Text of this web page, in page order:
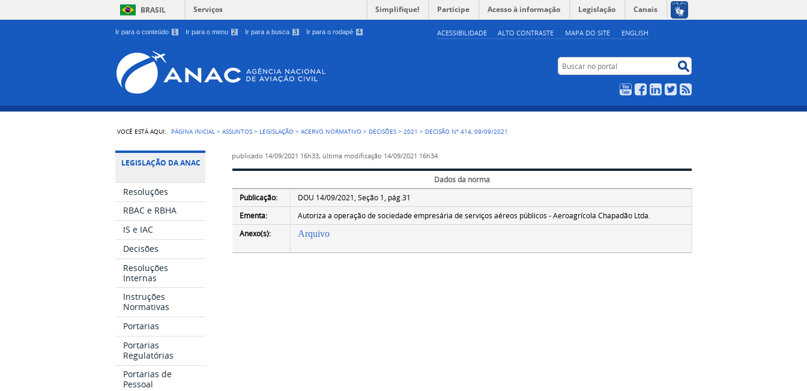
Ir para o conteúdo 1 Ir para o menu 2 Ir para a busca 3 Ir para o rodapé 4 ACESSIBILIDADE ALTO CONTRASTE MAPA DO SITE ENGLISH
BRASIL Serviços Simplifique! Participe Acesso à informação Legislação Canais
Buscar no portal
YouTubeFacebookLinkedIn
Twitter
VOCÊ ESTÁ AQUI: PÁGINA INICIAL >ASSUNTOS > LEGISLAÇÃO >ACERVO NORMATIVO > DECISÕES >2021 > DECISÃO Nº 414, 09/09/2021
LEGISLAÇÃO DA ANAC
Resoluções
RBAC e RBHA
IS e IAC
Decisões
Resoluções
Internas
Instruções
Normativas
Portarias
Portarias
Regulatórias
Portarias de
Pessoal
publicado 14/09/2021 16h33, última modificação 14/09/2021 16h34
Dados da norma
Publicação:
DOU 14/09/2021, Seção 1, pág.31
Ementa:
Autoriza a operação de sociedade empresária de serviços aéreos públicos - Aeroagrícola Chapadão Ltda.
Anexo(s):
Arquivo